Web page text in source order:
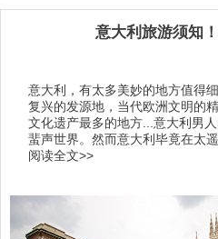
意大利旅游须知！
意大利，有太多美妙的地方值得
复兴的发源地，当代欧洲文明的
文化遗产最多的地方...意大利男
蜚声世界。然而意大利毕竟在太遥
阅读全文>>